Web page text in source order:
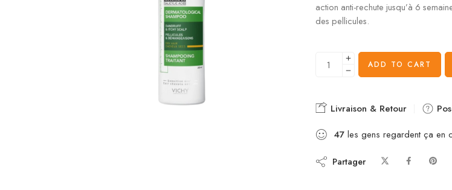
action anti-rechute jusqu’à 6
des pellicules.
ADD TO CART
Livraison & Retour
47les gens regardent ça en
Partager